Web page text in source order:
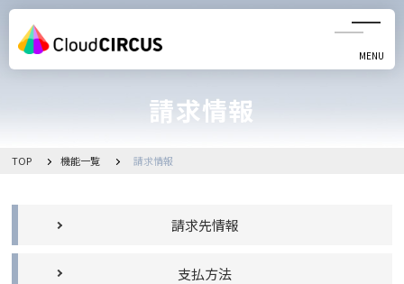
MENU
請求情報
CLOSE
よくある質問
TOP 機能一覧 請求情報
請求先情報
支払方法